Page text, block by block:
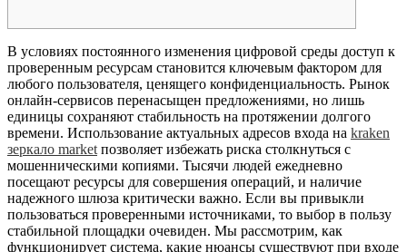
В условиях постоянного изменения цифровой среды доступ к
проверенным ресурсам становится ключевым фактором для
любого пользователя, ценящего конфиденциальность. Рынок
онлайн-сервисов перенасыщен предложениями, но лишь
единицы сохраняют стабильность на протяжении долгого
времени. Использование актуальных адресов входа на kraken
зеркало market позволяет избежать риска столкнуться с
мошенническими копиями. Тысячи людей ежедневно
посещают ресурсы для совершения операций, и наличие
надежного шлюза критически важно. Если вы привыкли
пользоваться проверенными источниками, то выбор в пользу
стабильной площадки очевиден. Мы рассмотрим, как
функционирует система, какие нюансы существуют при входе